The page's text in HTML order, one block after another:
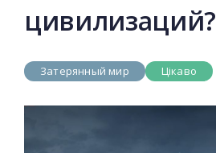
цивилизаций?
Затерянный мир Цікаво